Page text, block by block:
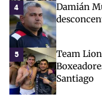
4
Damián
5
Team
Santiago